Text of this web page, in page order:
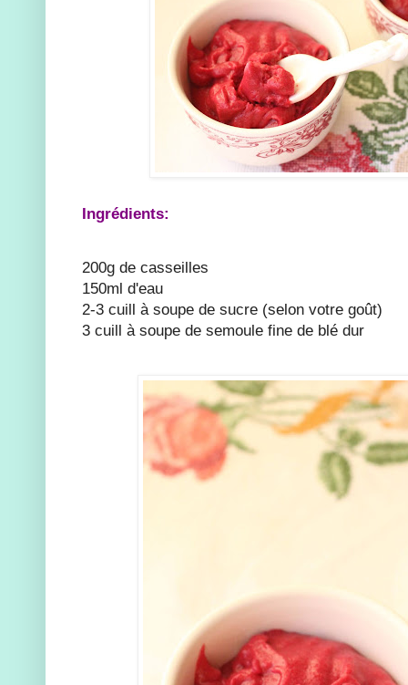
Ingrédients:
200g de casseilles
150ml d'eau
2-3 cuill à soupe de sucre (selon votre goût)
3 cuill à soupe de semoule fine de blé dur